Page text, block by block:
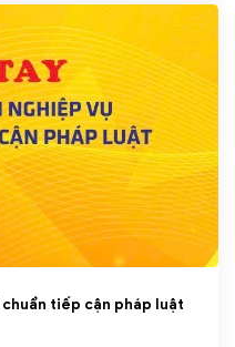
tiếp cận pháp luật